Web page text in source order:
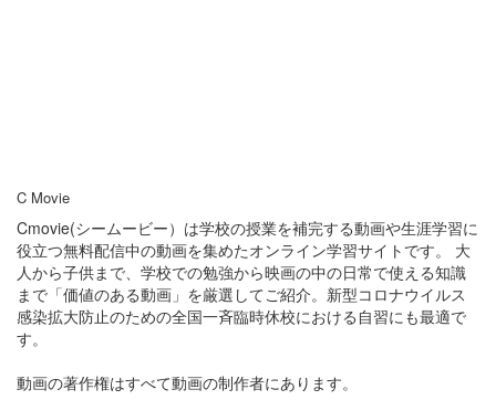
C Movie
Cmovie(シームービー）は学校の授業を補完する動画や生涯学習に
役立つ無料配信中の動画を集めたオンライン学習サイトです。 大
人から子供まで、学校での勉強から映画の中の日常で使える知識
まで「価値のある動画」を厳選してご紹介。新型コロナウイルス
感染拡大防止のための全国一斉臨時休校における自習にも最適で
す。
動画の著作権はすべて動画の制作者にあります。